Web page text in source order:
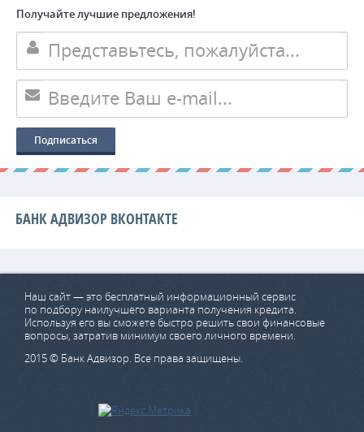
Получайте лучшие предложения!
БАНК АДВИЗОР ВКОНТАКТЕ
Наш сайт — это бесплатный информационный сервис
по подбору наилучшего варианта получения кредита.
Используя его вы сможете быстро решить свои финансовые
вопросы, затратив минимум своего личного времени.
2015 © Банк Адвизор. Все права защищены.